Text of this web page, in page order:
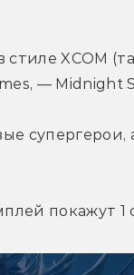
XCOM
— Midnight
супергерои,
покажут 1